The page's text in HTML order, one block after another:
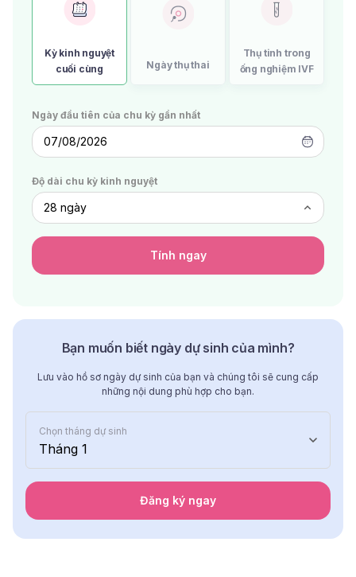
Kỳ kinh nguyệt
cuối cùng
Ngày thụ thai
Thụ tinh trong
ống nghiệm IVF
Ngày đầu tiên của chu kỳ gần nhất
07/08/2026
Độ dài chu kỳ kinh nguyệt
Tính ngay
Bạn muốn biết ngày dự sinh của mình?
Lưu vào hồ sơ ngày dự sinh của bạn và chúng tôi sẽ cung cấp
những nội dung phù hợp cho bạn.
Chọn tháng dự sinh
Tháng 1
Đăng ký ngay